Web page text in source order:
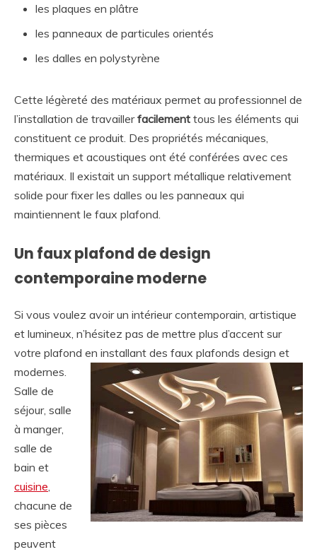
les plaques en plâtre
les panneaux de particules orientés
les dalles en polystyrène
Cette légèreté des matériaux permet au professionnel de
l’installation de travaillerfacilement tous les éléments qui
constituent ce produit. Des propriétés mécaniques,
thermiques et acoustiques ont été conférées avec ces
matériaux. Il existait un support métallique relativement
solide pour fixer les dalles ou les panneaux qui
maintiennent le faux plafond.
Un faux plafond de design
contemporaine moderne
Si vous voulez avoir un intérieur contemporain, artistique
et lumineux, n’hésitez pas de mettre plus d’accent sur
votre plafond en installant des faux plafonds design et
modernes.
Salle de
séjour, salle
à manger,
salle de
bain et
cuisine
chacune de
ses pièces
peuvent